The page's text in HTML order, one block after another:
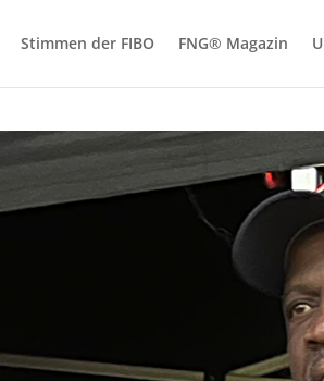
Stimmen der FIBO FNG® Magazin